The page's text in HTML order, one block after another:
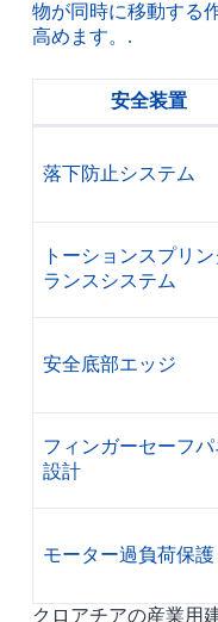
物が同時に移動する
高めます。.
安全装置
落下防止システム
トーションスプリ
ランスシステム
安全底部エッジ
フィンガーセーフ
設計
モーター過負荷保護
クロアチアの産業用